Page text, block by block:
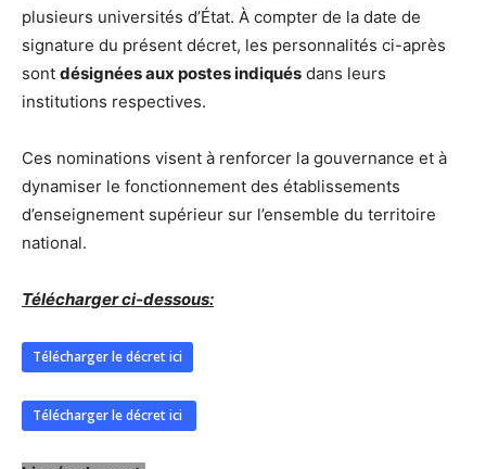
plusieurs universités d’État. À compter de la date de
signature du présent décret, les personnalités ci-après
sont désignées aux postes indiqués dans leurs
institutions respectives.
Ces nominations visent à renforcer la gouvernance et à
dynamiser le fonctionnement des établissements
d’enseignement supérieur sur l’ensemble du territoire
national.
Télécharger ci-dessous:
Télécharger le décret ici
Télécharger le décret ici